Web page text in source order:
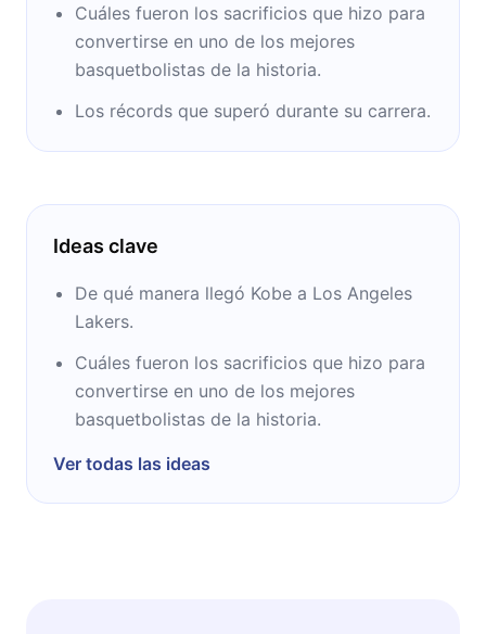
Cuáles fueron los sacrificios que hizo para
convertirse en uno de los mejores
basquetbolistas de la historia.
Los récords que superó durante su carrera.
Ideas clave
De qué manera llegó Kobe a Los Angeles
Lakers.
Cuáles fueron los sacrificios que hizo para
convertirse en uno de los mejores
basquetbolistas de la historia.
Ver todas las ideas